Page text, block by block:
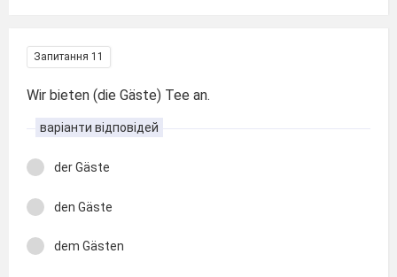
Запитання 11
Wir bieten (die Gäste) Tee an.
варіанти відповідей
der Gäste
den Gäste
dem Gästen